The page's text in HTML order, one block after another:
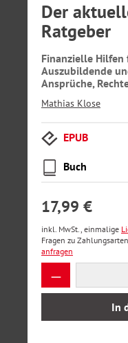
Der
Ratgeber
Finanzielle Hilfen
Auszubildende
Ansprüche,
Mathias Klose
EPUB
Buch
17,99 €
inkl. MwSt., einmalige
Fragen zu
anfragen
Produkt
In